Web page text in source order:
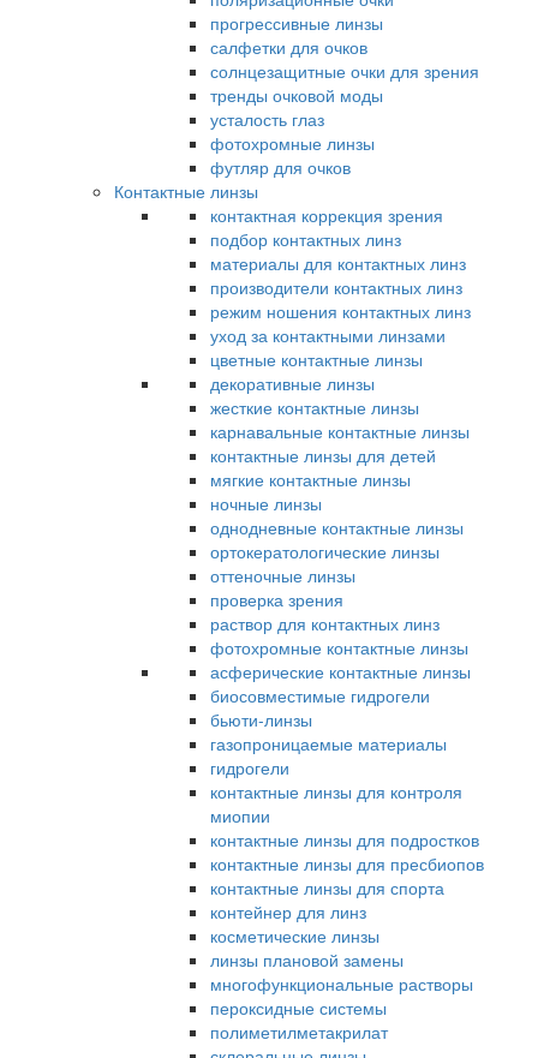
прогрессивные линзы
салфетки для очков
солнцезащитные очки для зрения
тренды очковой моды
усталость глаз
фотохромные линзы
футляр для очков
Контактные линзы
контактная коррекция зрения
подбор контактных линз
материалы для контактных линз
производители контактных линз
режим ношения контактных линз
уход за контактными линзами
цветные контактные линзы
декоративные линзы
жесткие контактные линзы
карнавальные контактные линзы
контактные линзы для детей
мягкие контактные линзы
ночные линзы
однодневные контактные линзы
ортокератологические линзы
оттеночные линзы
проверка зрения
раствор для контактных линз
фотохромные контактные линзы
асферические контактные линзы
биосовместимые гидрогели
бьюти-линзы
газопроницаемые материалы
гидрогели
контактные линзы для контроля
миопии
контактные линзы для подростков
контактные линзы для пресбиопов
контактные линзы для спорта
контейнер для линз
косметические линзы
линзы плановой замены
многофункциональные растворы
пероксидные системы
полиметилметакрилат